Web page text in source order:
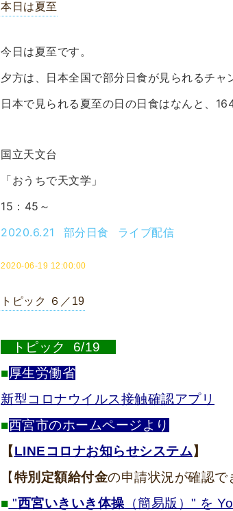
本日は夏至
今日は夏至です。
夕方は、日本全国で部分日食が見られるチャ
日本で見られる夏至の日の日食はなんと、
国立天文台
「おうちで天文学」
15：45～
2020.6.21 部分日食 ライブ配信
2020-06-19 12:00:00
トピック ６／19
トピック 6/19
■厚生労働省
新型コロナウイルス接触確認アプリ
■西宮市のホームページより
【LINEコロナお知らせシステム】
【特別定額給付金の申請状況が確認で
■ "西宮いきいき体操（簡易版）" を